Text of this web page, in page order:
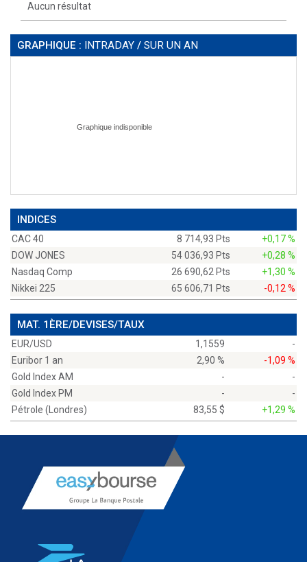
Aucun résultat
GRAPHIQUE : INTRADAY / SUR UN AN
INDICES
CAC 40 8 714,93 Pts
+0,17 %
DOW JONES
54 036,93 Pts
+0,28 %
Nasdaq Comp
26 690,62 Pts
+1,30 %
Nikkei 225
65 606,71 Pts -0,12 %
MAT. 1ÈRE/DEVISES/TAUX
EUR/USD 1,1559
-
Euribor 1 an
2,90 %
-1,09 %
Gold Index AM
-
-
Gold Index PM
-
-
Pétrole (Londres)
83,55 $ +1,29 %